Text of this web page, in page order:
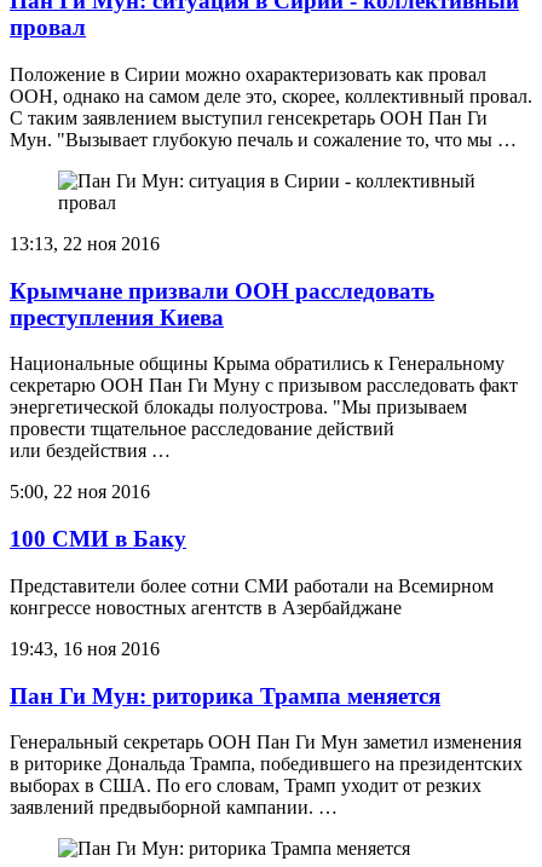
провал
Положение в Сирии можно охарактеризовать как провал
ООН, однако на самом деле это, скорее, коллективный провал.
С таким заявлением выступил генсекретарь ООН Пан Ги
Мун. "Вызывает глубокую печаль и сожаление то, что мы …
13:13, 22 ноя 2016
Крымчане призвали ООН расследовать
преступления Киева
Национальные общины Крыма обратились к Генеральному
секретарю ООН Пан Ги Муну с призывом расследовать факт
энергетической блокады полуострова. "Мы призываем
провести тщательное расследование действий
или бездействия …
5:00, 22 ноя 2016
100 СМИ в Баку
Представители более сотни СМИ работали на Всемирном
конгрессе новостных агентств в Азербайджане
19:43, 16 ноя 2016
Пан Ги Мун: риторика Трампа меняется
Генеральный секретарь ООН Пан Ги Мун заметил изменения
в риторике Дональда Трампа, победившего на президентских
выборах в США. По его словам, Трамп уходит от резких
заявлений предвыборной кампании. …